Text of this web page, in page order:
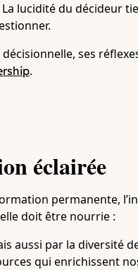
lucidité du décideur
ses
.
éclairée
permanente,
doit être nourrie :
aussi par la diversité
qui enrichissent